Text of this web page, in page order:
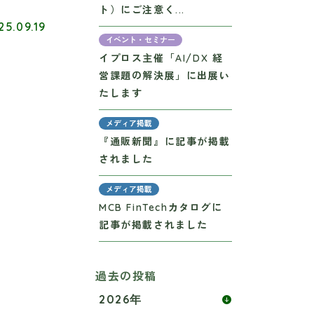
ト）にご注意く...
イベント・セミナー
イプロス主催「AI/DX 経
営課題の解決展」に出展い
たします
メディア掲載
『通販新聞』に記事が掲載
されました
メディア掲載
MCB FinTechカタログに
記事が掲載されました
過去の投稿
2026年